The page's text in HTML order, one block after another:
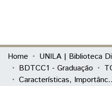
Communities & Collections
All of DSpace
Home
BDTCC1 - Graduação
Características, Importância e